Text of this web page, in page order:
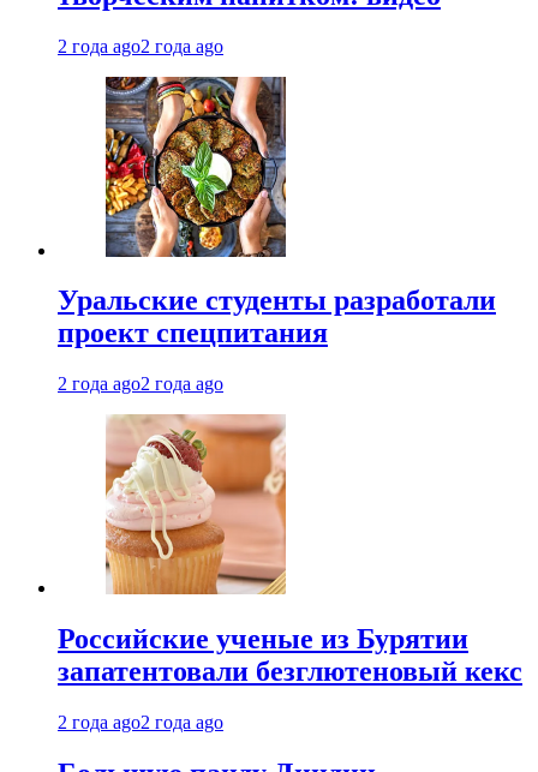
2 года ago2 года ago
Уральские студенты разработали
проект спецпитания
2 года ago2 года ago
Российские ученые из Бурятии
запатентовали безглютеновый кекс
2 года ago2 года ago